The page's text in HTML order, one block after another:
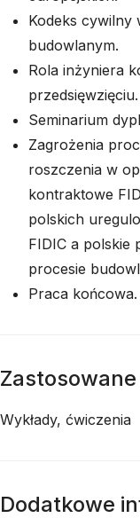
Kodeks cywilny
budowlanym.
Rola inżyniera
przedsięwzięciu.
Seminarium
Zagrożenia
roszczenia w
kontraktowe
polskich
FIDIC a polskie
procesie
Praca końcowa.
Wykłady, ćwiczenia
Dodatkowe